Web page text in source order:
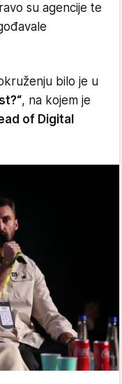
su agencije te
bilo je u
, na kojem je
of Digital